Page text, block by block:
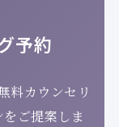
予約
料カウンセリ
ご提案しま